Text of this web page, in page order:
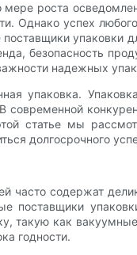
роста
Однако успех
безопасность
надежных
упаковка.
статье мы
долгосрочного
содержат
такую ​​как
годности.